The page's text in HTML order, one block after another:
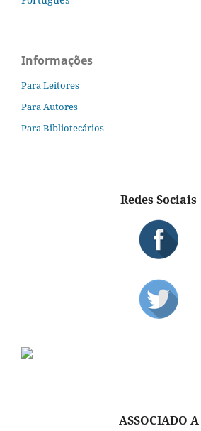
Informações
Para Leitores
Para Autores
Para Bibliotecários
Redes Sociais
ASSOCIADO A